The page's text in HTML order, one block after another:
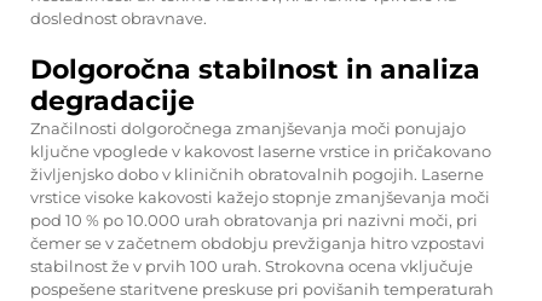
doslednost obravnave.
Dolgoročna stabilnost in analiza
degradacije
Značilnosti dolgoročnega zmanjševanja moči ponujajo
ključne vpoglede v kakovost laserne vrstice in pričakovano
življenjsko dobo v kliničnih obratovalnih pogojih. Laserne
vrstice visoke kakovosti kažejo stopnje zmanjševanja moči
pod 10 % po 10.000 urah obratovanja pri nazivni moči, pri
čemer se v začetnem obdobju prevžiganja hitro vzpostavi
stabilnost že v prvih 100 urah. Strokovna ocena vključuje
pospešene staritvene preskuse pri povišanih temperaturah